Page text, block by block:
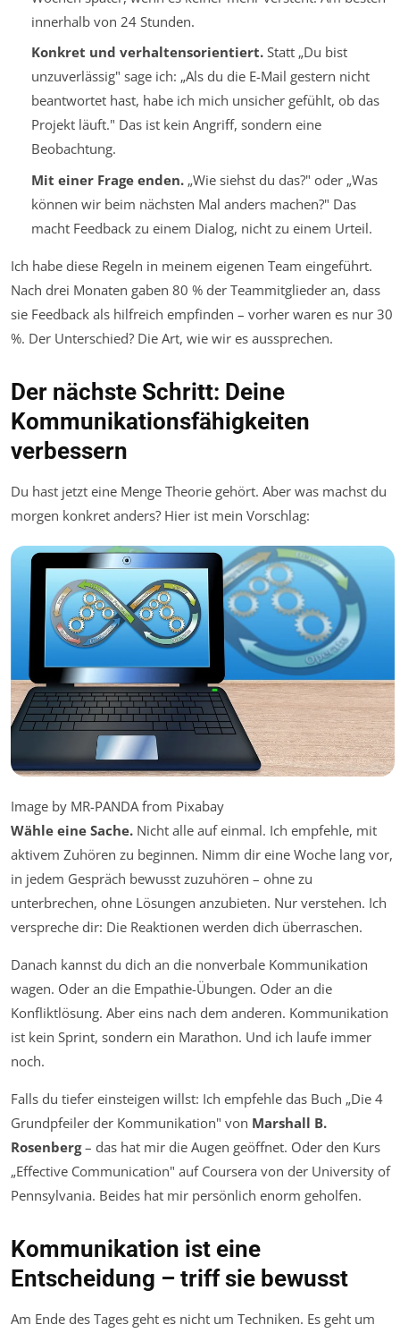
innerhalb von 24 Stunden.
Konkret und verhaltensorientiert.Statt „Du bist
unzuverlässig" sage ich: „Als du die E-Mail gestern nicht
beantwortet hast, habe ich mich unsicher gefühlt, ob das
Projekt läuft." Das ist kein Angriff, sondern eine
Beobachtung.
Mit einer Frage enden.„Wie siehst du das?" oder „Was
können wir beim nächsten Mal anders machen?" Das
macht Feedback zu einem Dialog, nicht zu einem Urteil.
Ich habe diese Regeln in meinem eigenen Team eingeführt.
Nach drei Monaten gaben 80 % der Teammitglieder an, dass
sie Feedback als hilfreich empfinden – vorher waren es nur 30
%. Der Unterschied? Die Art, wie wir es aussprechen.
Der nächste Schritt: Deine
Kommunikationsfähigkeiten
verbessern
Du hast jetzt eine Menge Theorie gehört. Aber was machst du
morgen konkret anders? Hier ist mein Vorschlag:
Image by MR-PANDA from Pixabay
Wähle eine Sache. Nicht alle auf einmal. Ich empfehle, mit
aktivem Zuhören zu beginnen. Nimm dir eine Woche lang vor,
in jedem Gespräch bewusst zuzuhören – ohne zu
unterbrechen, ohne Lösungen anzubieten. Nur verstehen. Ich
verspreche dir: Die Reaktionen werden dich überraschen.
Danach kannst du dich an die nonverbale Kommunikation
wagen. Oder an die Empathie-Übungen. Oder an die
Konfliktlösung. Aber eins nach dem anderen. Kommunikation
ist kein Sprint, sondern ein Marathon. Und ich laufe immer
noch.
Falls du tiefer einsteigen willst: Ich empfehle das Buch „Die 4
Grundpfeiler der Kommunikation" von Marshall B.
Rosenberg– das hat mir die Augen geöffnet. Oder den Kurs
„Effective Communication" auf Coursera von der University of
Pennsylvania. Beides hat mir persönlich enorm geholfen.
Kommunikation ist eine
Entscheidung – triff sie bewusst
Am Ende des Tages geht es nicht um Techniken. Es geht um